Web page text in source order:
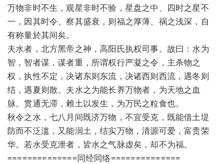
万物非时不生，观星非时不验，星盘之中、四时之星不
一，因其时令、察其盛衰，则福之厚薄、祸之浅深，自
有称量於其间矣。
夫水者，北方黑帝之神，高阳氏执权司事。故曰：水为
智，智者谋，谋者重，所谓权行严凝之令，主杀物之
权，执性不定，决诸东则东流，决诸西则西流，遇冬则
结，遇夏则散。夫水之为能长养万物者，为天地之血
脉。贯通无滞，赖土以发生，为万民之粒食也。
秋令之水，七八月间既济万物，不宜受克，既能借土堤
防而不泛滥，又能润土，结实万物，清源可爱，富贵荣
华。若水受克泄者，皆水之气脉虚矣，却不为福。
==============同经同络==============